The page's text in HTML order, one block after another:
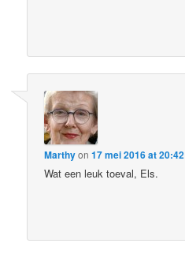
Marthyon17 mei 2016 at 20:42
Wat een leuk toeval, Els.